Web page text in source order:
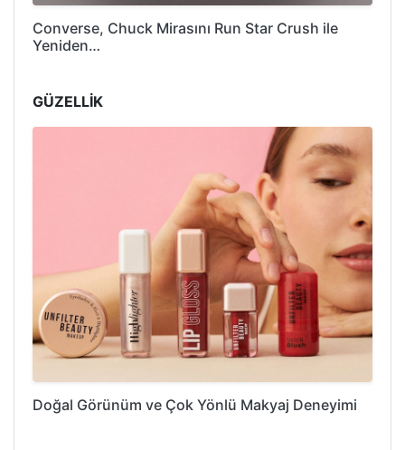
Converse, Chuck Mirasını Run Star Crush ile
Yeniden…
GÜZELLİK
Doğal Görünüm ve Çok Yönlü Makyaj Deneyimi